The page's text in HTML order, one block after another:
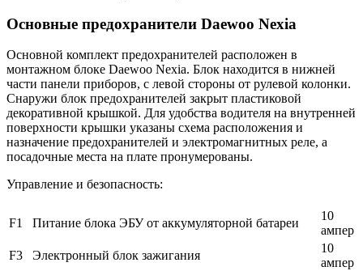
Основные предохранители Daewoo Nexia
Основной комплект предохранителей расположен в
монтажном блоке Daewoo Nexia. Блок находится в нижней
части панели приборов, с левой стороны от рулевой колонки.
Снаружи блок предохранителей закрыт пластиковой
декоративной крышкой. Для удобства водителя на внутренней
поверхности крышки указаны схема расположения и
назначение предохранителей и электромагнитных реле, а
посадочные места на плате пронумерованы.
Управление и безопасность:
F1 Питание блока ЭБУ от аккумуляторной батареи
10
ампер
F3
Электронный блок зажигания
10
ампер